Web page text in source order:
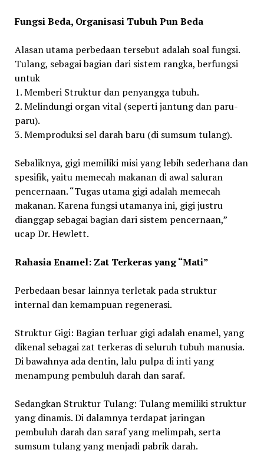
Fungsi Beda, Organisasi Tubuh Pun Beda
Alasan utama perbedaan tersebut adalah soal fungsi.
Tulang, sebagai bagian dari sistem rangka, berfungsi
untuk
1. Memberi Struktur dan penyangga tubuh.
2. Melindungi organ vital (seperti jantung dan paru-
paru).
3. Memproduksi sel darah baru (di sumsum tulang).
Sebaliknya, gigi memiliki misi yang lebih sederhana dan
spesifik, yaitu memecah makanan di awal saluran
pencernaan. “Tugas utama gigi adalah memecah
makanan. Karena fungsi utamanya ini, gigi justru
dianggap sebagai bagian dari sistem pencernaan,”
ucap Dr. Hewlett.
Rahasia Enamel: Zat Terkeras yang “Mati”
Perbedaan besar lainnya terletak pada struktur
internal dan kemampuan regenerasi.
Struktur Gigi: Bagian terluar gigi adalah enamel, yang
dikenal sebagai zat terkeras di seluruh tubuh manusia.
Di bawahnya ada dentin, lalu pulpa di inti yang
menampung pembuluh darah dan saraf.
Sedangkan Struktur Tulang: Tulang memiliki struktur
yang dinamis. Di dalamnya terdapat jaringan
pembuluh darah dan saraf yang melimpah, serta
sumsum tulang yang menjadi pabrik darah.